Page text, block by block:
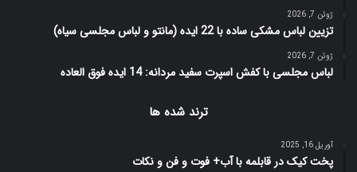
ژوئن 7, 2026
تزیین لباس مشکی ساده با 22 ایده (مانتو و لباس مجلسی سیاه)
ژوئن 7, 2026
لباس مجلسی با کفش اسپرت سفید مردانه: 14 ایده فوق العاده
ترند شده ها
آوریل 16, 2025
پخت کیک در قابلمه با آب+ فوت و فن و نکات